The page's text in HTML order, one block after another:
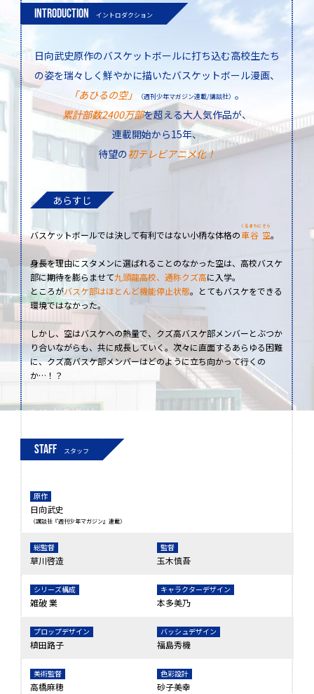
INTRODUCTION イントロダクション
日向武史原作のバスケットボールに打ち込む高校生たち
の姿を瑞々しく鮮やかに描いたバスケットボール漫画、
「あひるの空」
（週刊少年マガジン連載/講談社）。
累計部数2400万部を超える大人気作品が、
連載開始から15年、
待望の初テレビアニメ化！
あらすじ
バスケットボールでは決して有利ではない小柄な体格の車谷 空
くるまたに そら
。
身長を理由にスタメンに選ばれることのなかった空は、高校バスケ
部に期待を膨らませて九頭龍高校、通称クズ高に入学。
ところがバスケ部はほとんど機能停止状態。とてもバスケをできる
環境ではなかった。
しかし、空はバスケへの熱量で、クズ高バスケ部メンバーとぶつか
り合いながらも、共に成長していく。次々に直面するあらゆる困難
に、クズ高バスケ部メンバーはどのように立ち向かって行くの
か…！？
STAFF スタッフ
原作
日向武史
（講談社『週刊少年マガジン』連載）
総監督
草川啓造
監督
玉木慎吾
シリーズ構成
雑破 業
キャラクターデザイン
本多美乃
プロップデザイン
槙田路子
バッシュデザイン
福島秀機
美術監督
高橋麻穂
色彩設計
砂子美幸